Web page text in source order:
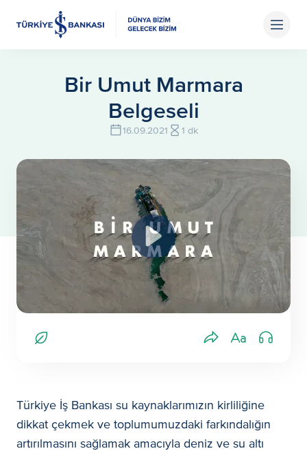
Bir Umut Marmara
Belgeseli
16.09.2021 1 dk
Türkiye İş Bankası su kaynaklarımızın kirliliğine
dikkat çekmek ve toplumumuzdaki farkındalığın
artırılmasını sağlamak amacıyla deniz ve su altı